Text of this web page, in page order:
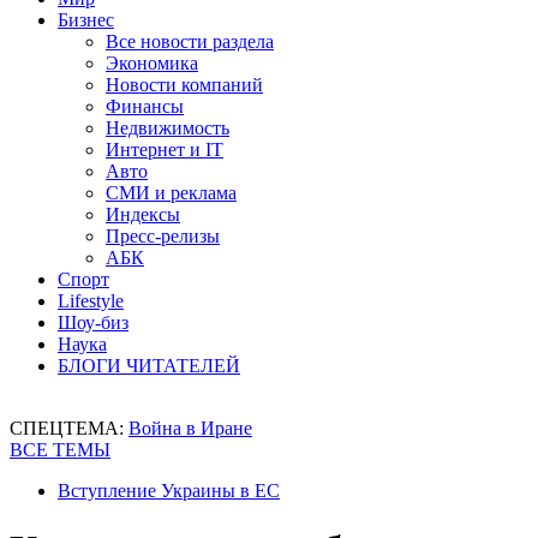
Бизнес
Все новости раздела
Экономика
Новости компаний
Финансы
Недвижимость
Интернет и IT
Авто
СМИ и реклама
Индексы
Пресс-релизы
АБК
Спорт
Lifestyle
Шоу-биз
Наука
БЛОГИ ЧИТАТЕЛЕЙ
СПЕЦТЕМА: Война в Иране
ВСЕ ТЕМЫ
Вступление Украины в ЕС